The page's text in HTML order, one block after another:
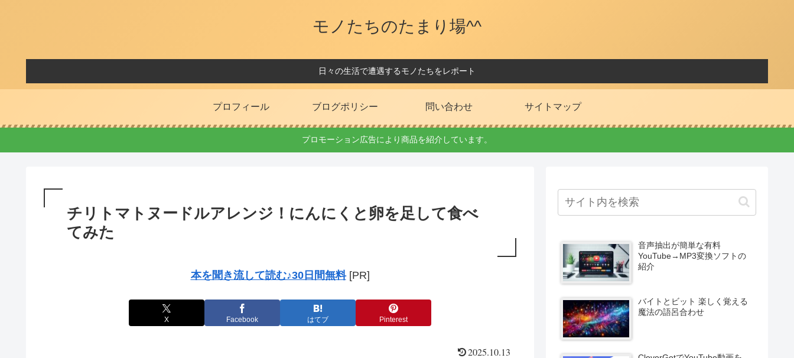
モノたちのたまり場^^
日々の生活で遭遇するモノたちをレポート
プロフィール ブログポリシー 問い合わせ サイトマップ
プロモーション広告により商品を紹介しています。
チリトマトヌードルアレンジ！にんにくと卵を足して食べ
てみた
本を聞き流して読む♪30日間無料[PR]
X Facebook はてブ Pinterest
2025.10.13
音声抽出が簡単な有料
YouTube→MP3変換ソフトの
紹介
バイトとビット 楽しく覚える
魔法の語呂合わせ